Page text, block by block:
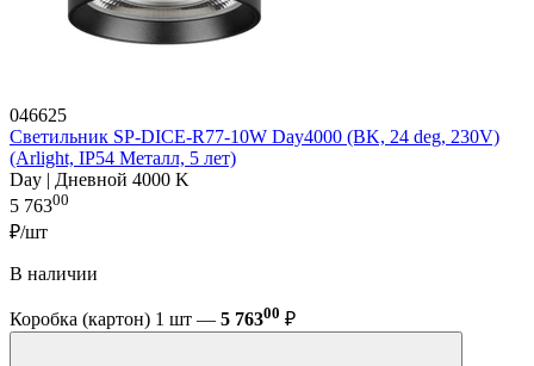
046625
Светильник SP-DICE-R77-10W Day4000 (BK, 24 deg, 230V)
(Arlight, IP54 Металл, 5 лет)
Day | Дневной 4000 K
5 76300
₽/шт
В наличии
Коробка (картон) 1 шт — 5 76300 ₽